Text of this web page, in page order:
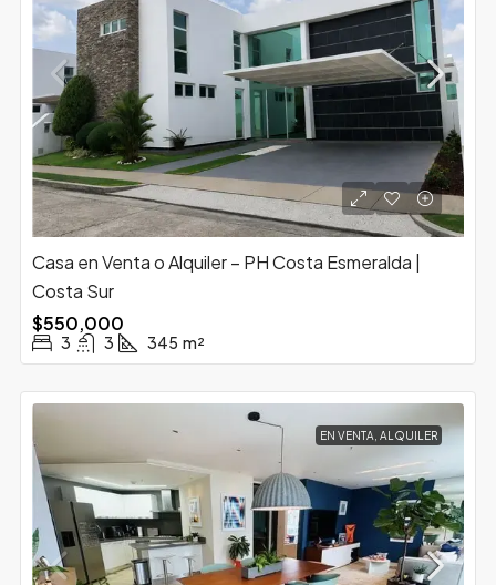
Casa en Venta o Alquiler – PH Costa Esmeralda |
Costa Sur
$550,000
3 3 345 m²
EN VENTA, ALQUILER